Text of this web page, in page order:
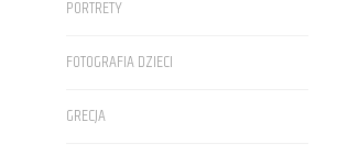
PORTRETY
FOTOGRAFIA DZIECI
GRECJA